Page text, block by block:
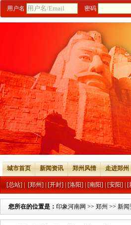
用户名 密码
城市首页 新闻资讯 郑州风情 走进郑州
[总站] [郑州] [开封] [洛阳] [南阳] [安阳] [
您所在的位置是： 印象河南网 >> 郑州 >> 新闻